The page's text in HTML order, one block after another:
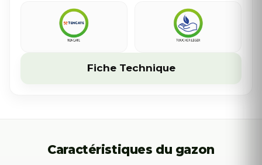
Fiche Technique
Caractéristiques du gazon